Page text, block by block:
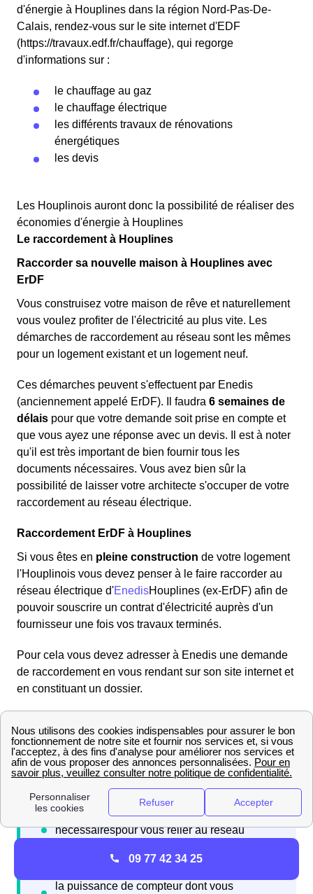
d'énergie à Houplines dans la région Nord-Pas-De-
Calais, rendez-vous sur le site internet d'EDF
(https://travaux.edf.fr/chauffage), qui regorge
d'informations sur :
le chauffage au gaz
le chauffage électrique
les différents travaux de rénovations
énergétiques
les devis
Les Houplinois auront donc la possibilité de réaliser des
économies d'énergie à Houplines
Le raccordement à Houplines
Raccorder sa nouvelle maison à Houplines avec
ErDF
Vous construisez votre maison de rêve et naturellement
vous voulez profiter de l'électricité au plus vite. Les
démarches de raccordement au réseau sont les mêmes
pour un logement existant et un logement neuf.
Ces démarches peuvent s'effectuent par Enedis
(anciennement appelé ErDF). Il faudra 6 semaines de
délais pour que votre demande soit prise en compte et
que vous ayez une réponse avec un devis. Il est à noter
qu'il est très important de bien fournir tous les
documents nécessaires. Vous avez bien sûr la
possibilité de laisser votre architecte s'occuper de votre
raccordement au réseau électrique.
Raccordement ErDF à Houplines
Si vous êtes en pleine construction de votre logement
l'Houplinois vous devez penser à le faire raccorder au
réseau électrique d'EnedisHouplines (ex-ErDF) afin de
pouvoir souscrire un contrat d'électricité auprès d'un
fournisseur une fois vos travaux terminés.
Pour cela vous devez adresser à Enedis une demande
de raccordement en vous rendant sur son site internet et
en constituant un dossier.
09 77 42 34 25